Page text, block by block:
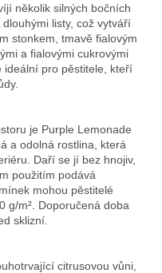
několik silných bočních
listy, což vytváří
stonkem, tmavě fialovým
a fialovými cukrovými
ideální pro pěstitele, kteří
je Purple Lemonade
a odolná rostlina, která
Daří se jí bez hnojiv,
použitím podává
mohou pěstitelé
g/m². Doporučená doba
sklizní.
citrusovou vůni,